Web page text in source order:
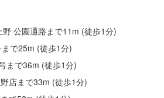
公園通路まで11m (徒歩1分)
で25m (徒歩1分)
まで36m (徒歩1分)
店まで33m (徒歩1分)